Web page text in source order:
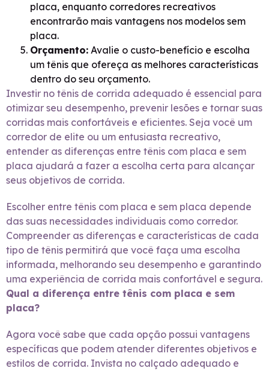
placa, enquanto corredores recreativos
encontrarão mais vantagens nos modelos sem
placa.
Orçamento: Avalie o custo-benefício e escolha
um tênis que ofereça as melhores características
dentro do seu orçamento.
Investir no tênis de corrida adequado é essencial para
otimizar seu desempenho, prevenir lesões e tornar suas
corridas mais confortáveis e eficientes. Seja você um
corredor de elite ou um entusiasta recreativo,
entender as diferenças entre tênis com placa e sem
placa ajudará a fazer a escolha certa para alcançar
seus objetivos de corrida.
Escolher entre tênis com placa e sem placa depende
das suas necessidades individuais como corredor.
Compreender as diferenças e características de cada
tipo de tênis permitirá que você faça uma escolha
informada, melhorando seu desempenho e garantindo
uma experiência de corrida mais confortável e segura.
Qual a diferença entre tênis com placa e sem
placa?
Agora você sabe que cada opção possui vantagens
específicas que podem atender diferentes objetivos e
estilos de corrida. Invista no calçado adequado e